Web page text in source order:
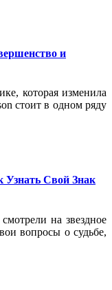
и
которая изменила
стоит в одном ряду
Свой Знак
на звездное
вопросы о судьбе,